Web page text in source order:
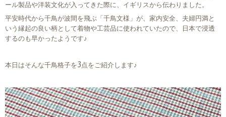
ール製品や洋装文化が入ってきた際に、イギリスから伝わりました。
平安時代から千鳥が波間を飛ぶ「千鳥文様」が、家内安全、夫婦円満と
いう縁起の良い柄として着物や工芸品に使われていたので、日本で浸透
するのも早かったようです♪
本日はそんな千鳥格子を3点をご紹介します♪